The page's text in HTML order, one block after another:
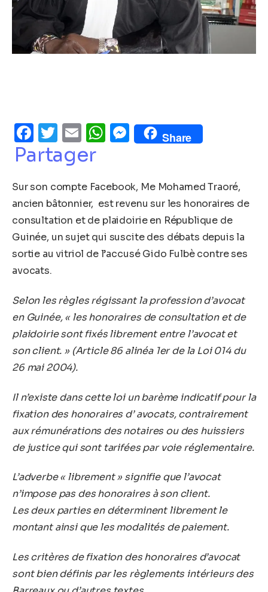
Facebook
Twitter
EmailWhatsApp
Messenger
Share
Partager
Sur son compte Facebook, Me Mohamed Traoré,
ancien bâtonnier, est revenu sur les honoraires de
consultation et de plaidoirie en République de
Guinée, un sujet qui suscite des débats depuis la
sortie au vitriol de l’accusé Gido Fulbè contre ses
avocats.
Selon les règles régissant la profession d’avocat
en Guinée, « les honoraires de consultation et de
plaidoirie sont fixés librement entre l’avocat et
son client. » (Article 86 alinéa 1er de la Loi 014 du
26 mai 2004).
Il n’existe dans cette loi un barème indicatif pour la
fixation des honoraires d’ avocats, contrairement
aux rémunérations des notaires ou des huissiers
de justice qui sont tarifées par voie réglementaire.
L’adverbe « librement » signifie que l’avocat
n’impose pas des honoraires à son client.
Les deux parties en déterminent librement le
montant ainsi que les modalités de paiement.
Les critères de fixation des honoraires d’avocat
sont bien définis par les règlements intérieurs des